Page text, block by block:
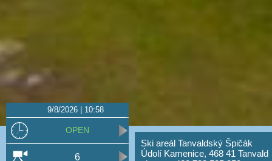
Ski areál Tanvaldský Špičák
Údolí Kamenice, 468 41 Tanvald
9/8/2026 | 10:58
OPEN
6